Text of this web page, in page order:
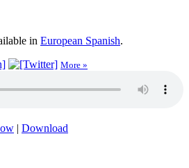
in European Spanish.
More »
| Download